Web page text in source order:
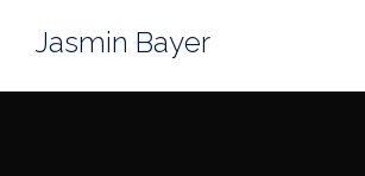
InhaltJasmin Bayer